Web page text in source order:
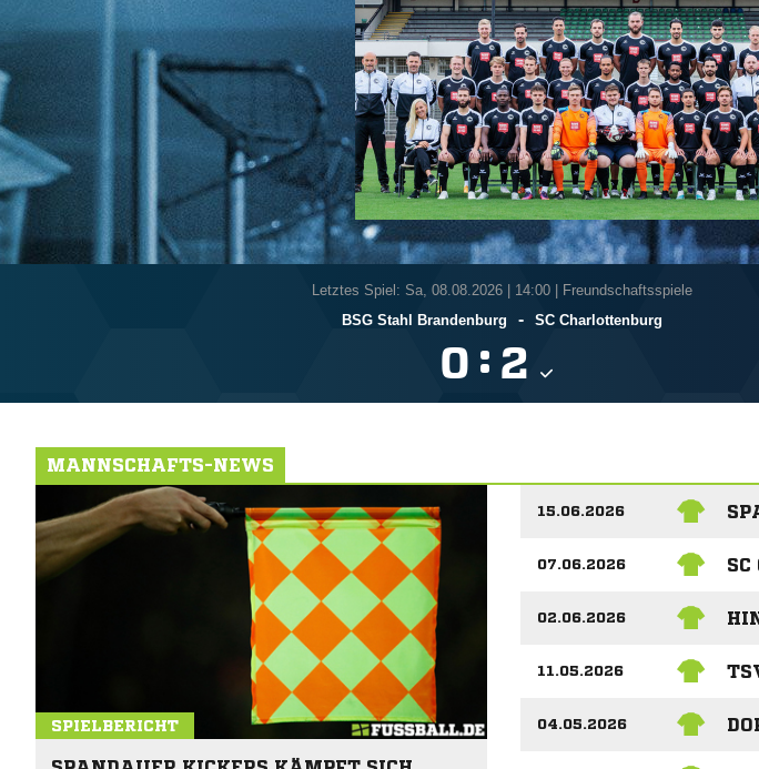
Letztes Spiel: Sa, 08.08.2026| 14:00 | Freundschaftsspiele
BSG Stahl Brandenburg
- SC Charlottenburg
 : 
MANNSCHAFTS-NEWS
SPIELBERICHT
15.06.2026
07.06.2026 SC
02.06.2026
11.05.2026
04.05.2026